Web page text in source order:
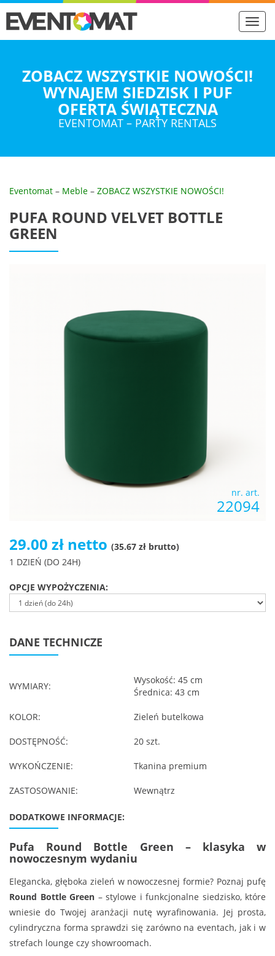
ZOBACZ WSZYSTKIE NOWOŚCI!
WYNAJEM SIEDZISK I PUF
OFERTA ŚWIĄTECZNA
EVENTOMAT – PARTY RENTALS
Eventomat – Meble – ZOBACZ WSZYSTKIE NOWOŚCI!
PUFA ROUND VELVET BOTTLE
GREEN
nr. art.
22094
29.00 zł netto (35.67 zł brutto)
1 DZIEŃ (DO 24H)
OPCJE WYPOŻYCZENIA:
DANE TECHNICZE
WYMIARY:
Wysokość: 45 cm
Średnica: 43 cm
KOLOR: Zieleń butelkowa
DOSTĘPNOŚĆ: 20 szt.
WYKOŃCZENIE: Tkanina premium
ZASTOSOWANIE: Wewnątrz
DODATKOWE INFORMACJE:
Pufa Round Bottle Green – klasyka w
nowoczesnym wydaniu
Elegancka, głęboka zieleń w nowoczesnej formie? Poznaj pufę
Round Bottle Green – stylowe i funkcjonalne siedzisko, które
wniesie do Twojej aranżacji nutę wyrafinowania. Jej prosta,
cylindryczna forma sprawdzi się zarówno na eventach, jak i w
strefach lounge czy showroomach.